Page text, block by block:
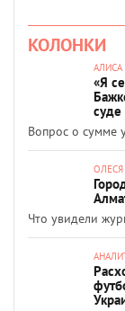
КОЛОНКИ
АЛИСА
«Я
суде
Вопрос о сумме
Что увидели